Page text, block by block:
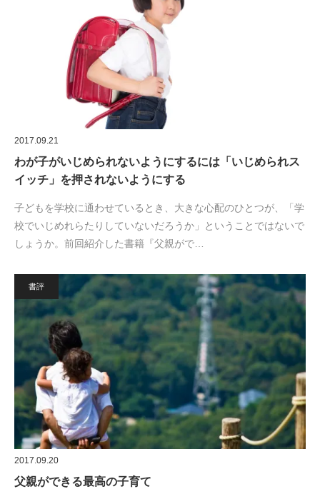
2017.09.21
わが子がいじめられないようにするには「いじめられス
イッチ」を押されないようにする
子どもを学校に通わせているとき、大きな心配のひとつが、「学
校でいじめれらたりしていないだろうか」ということではないで
しょうか。前回紹介した書籍『父親がで…
書評
2017.09.20
父親ができる最高の子育て